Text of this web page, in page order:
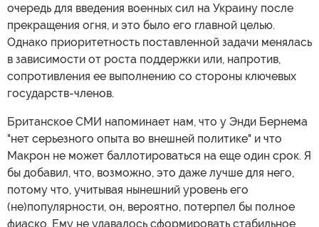
очередь для введения военных сил на Украину после
прекращения огня, и это было его главной целью.
Однако приоритетность поставленной задачи менялась
в зависимости от роста поддержки или, напротив,
сопротивления ее выполнению со стороны ключевых
государств-членов.
Британское СМИ напоминает нам, что у Энди Бернема
"нет серьезного опыта во внешней политике" и что
Макрон не может баллотироваться на еще один срок. Я
бы добавил, что, возможно, это даже лучше для него,
потому что, учитывая нынешний уровень его
(не)популярности, он, вероятно, потерпел бы полное
фиаско. Ему не удавалось сформировать стабильное